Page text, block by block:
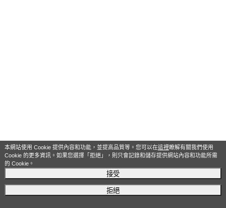
本網站使用 Cookie 提供內容和功能，並提高品質等。您可以在這裡瞭解有關我們使用
Cookie 的更多資訊。如果您選擇「拒絕」，則只會記錄和儲存提供網站內容和功能所需
的 Cookie。
接受
拒絕